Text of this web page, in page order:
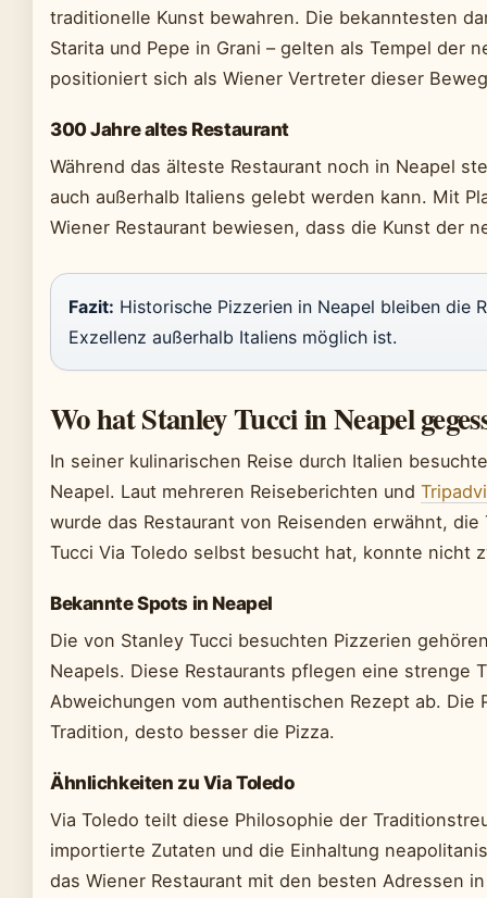
traditionelle Kunst bewahren. Die bekanntesten
Starita und Pepe in Grani – gelten als Tempel der
positioniert sich als Wiener Vertreter dieser
300 Jahre altes Restaurant
Während das älteste Restaurant noch in Neapel
auch außerhalb Italiens gelebt werden kann. Mit
Wiener Restaurant bewiesen, dass die Kunst der
Fazit: Historische Pizzerien in Neapel bleiben die
Exzellenz außerhalb Italiens möglich ist.
Wo hat Stanley Tucci in Neapel
In seiner kulinarischen Reise durch Italien
Neapel. Laut mehreren Reiseberichten und
wurde das Restaurant von Reisenden erwähnt, die
Tucci Via Toledo selbst besucht hat, konnte nicht
Bekannte Spots in Neapel
Die von Stanley Tucci besuchten Pizzerien
Neapels. Diese Restaurants pflegen eine strenge
Abweichungen vom authentischen Rezept ab.
Tradition, desto besser die Pizza.
Ähnlichkeiten zu Via Toledo
Via Toledo teilt diese Philosophie der
importierte Zutaten und die Einhaltung
das Wiener Restaurant mit den besten Adressen